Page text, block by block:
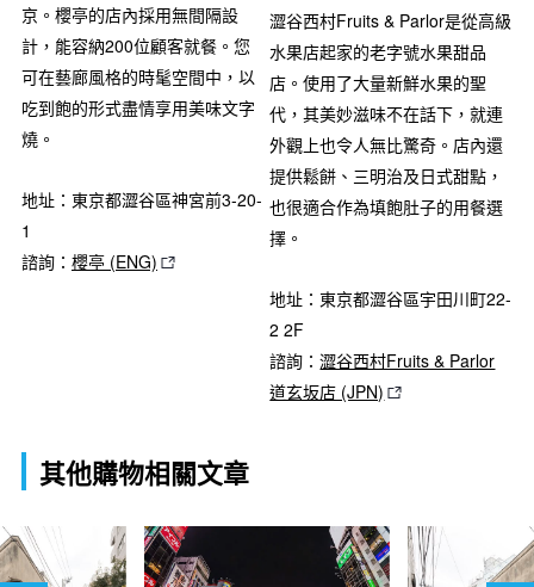
京。櫻亭的店內採用無間隔設
計，能容納200位顧客就餐。您
可在藝廊風格的時髦空間中，以
吃到飽的形式盡情享用美味文字
燒。
地址：東京都澀谷區神宮前3-20-
1
諮詢： 櫻亭 (ENG)
澀谷西村Fruits & Parlor是從高級
水果店起家的老字號水果甜品
店。使用了大量新鮮水果的聖
代，其美妙滋味不在話下，就連
外觀上也令人無比驚奇。店內還
提供鬆餅、三明治及日式甜點，
也很適合作為填飽肚子的用餐選
擇。
地址：東京都澀谷區宇田川町22-
2 2F
諮詢：澀谷西村Fruits & Parlor
道玄坂店 (JPN)
其他購物相關文章